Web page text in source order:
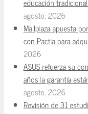
agosto, 2026
Mallplaza apuesta
con Pactia para
2026
ASUS refuerza su
años la garantía
agosto, 2026
Revisión de 31